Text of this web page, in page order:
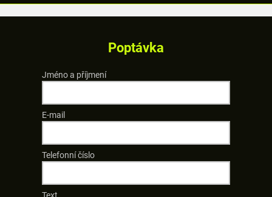
Poptávka
Jméno a příjmení
E-mail
Telefonní číslo